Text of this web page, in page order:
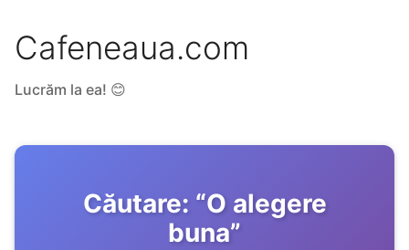
Cafeneaua.com
Lucrăm la ea! 😊
Căutare: “O alegere
buna”